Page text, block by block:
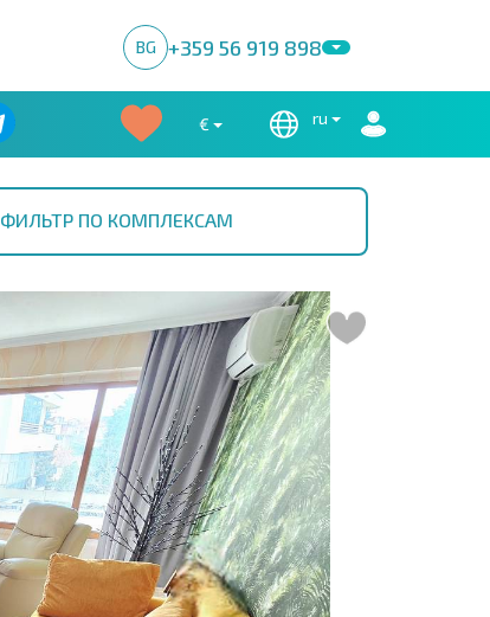
BG +359 56 919 898
€ ru
ФИЛЬТР ПО КОМПЛЕКСАМ